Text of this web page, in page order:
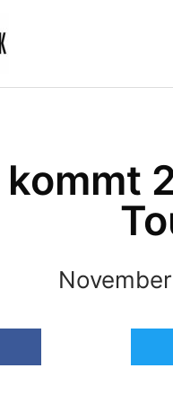
kommt